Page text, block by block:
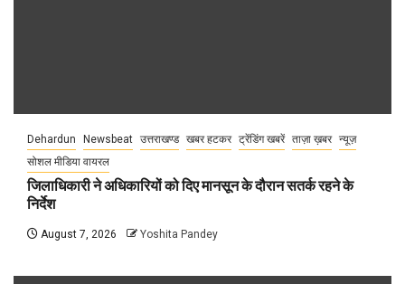
Dehardun Newsbeat उत्तराखण्ड खबर हटकर ट्रेंडिंग खबरें ताज़ा ख़बर न्यूज़
सोशल मीडिया वायरल
जिलाधिकारी ने अधिकारियों को दिए मानसून के दौरान सतर्क रहने के
निर्देश
August 7, 2026 Yoshita Pandey